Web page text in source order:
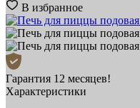
В избранное
Гарантия 12 месяцев!
Характеристики